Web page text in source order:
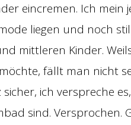
eincremen. Ich mein
liegen und noch
mittleren Kinder.
fällt man nicht
ich verspreche
sind. Versprochen.